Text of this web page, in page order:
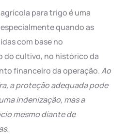
para trigo é uma
quando as
com base no
cultivo, no histórico da
financeiro da operação.Ao
a proteção adequada pode
indenização, mas a
mesmo diante de